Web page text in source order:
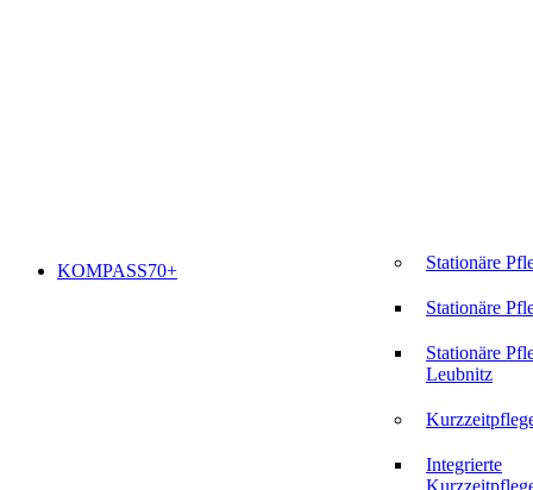
KOMPASS70+ Stationäre
Stationäre
Stationäre
Leubnitz
Integrierte